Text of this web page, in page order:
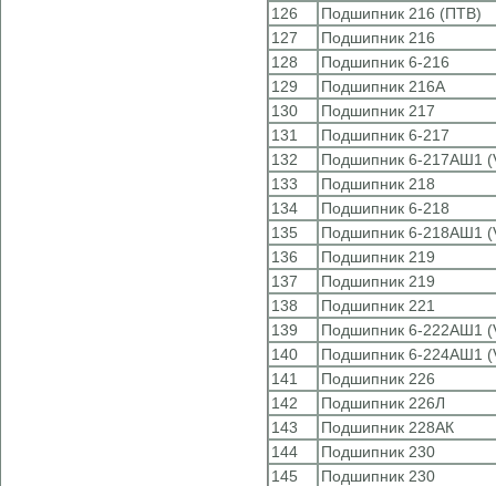
126
Подшипник 216 (ПТВ)
127
Подшипник 216
128
Подшипник 6-216
129
Подшипник 216А
130
Подшипник 217
131
Подшипник 6-217
132
Подшипник 6-217АШ1
133
Подшипник 218
134
Подшипник 6-218
135
Подшипник 6-218АШ1
136
Подшипник 219
137
Подшипник 219
138
Подшипник 221
139
Подшипник 6-222АШ1
140
Подшипник 6-224АШ1
141
Подшипник 226
142
Подшипник 226Л
143
Подшипник 228АК
144
Подшипник 230
145
Подшипник 230